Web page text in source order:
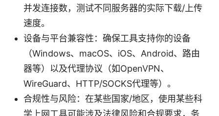
并发连接数，测试不同服务器的实际下载/上传
速度。
设备与平台兼容性：确保工具支持你的设备
（Windows、macOS、iOS、Android、路由
器等）以及代理协议（如OpenVPN、
WireGuard、HTTP/SOCKS代理等）。
合规性与风险：在某些国家/地区，使用某些科
学上网工具可能涉及法律风险和合规要求，务